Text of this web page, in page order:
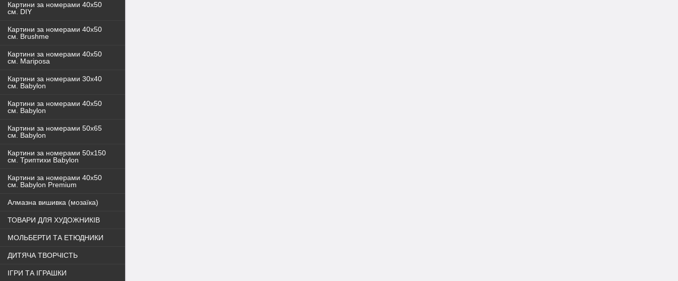
Картини за номерами 40х50
см. DIY
Картини за номерами 40х50
см. Brushme
Картини за номерами 40х50
см. Mariposa
Картини за номерами 30х40
см. Babylon
Картини за номерами 40х50
см. Babylon
Картини за номерами 50х65
см. Babylon
Картини за номерами 50х150
см. Триптихи Babylon
Картини за номерами 40х50
см. Babylon Premium
Алмазна вишивка (мозаїка)
ТОВАРИ ДЛЯ ХУДОЖНИКІВ
МОЛЬБЕРТИ ТА ЕТЮДНИКИ
ДИТЯЧА ТВОРЧІСТЬ
ІГРИ ТА ІГРАШКИ